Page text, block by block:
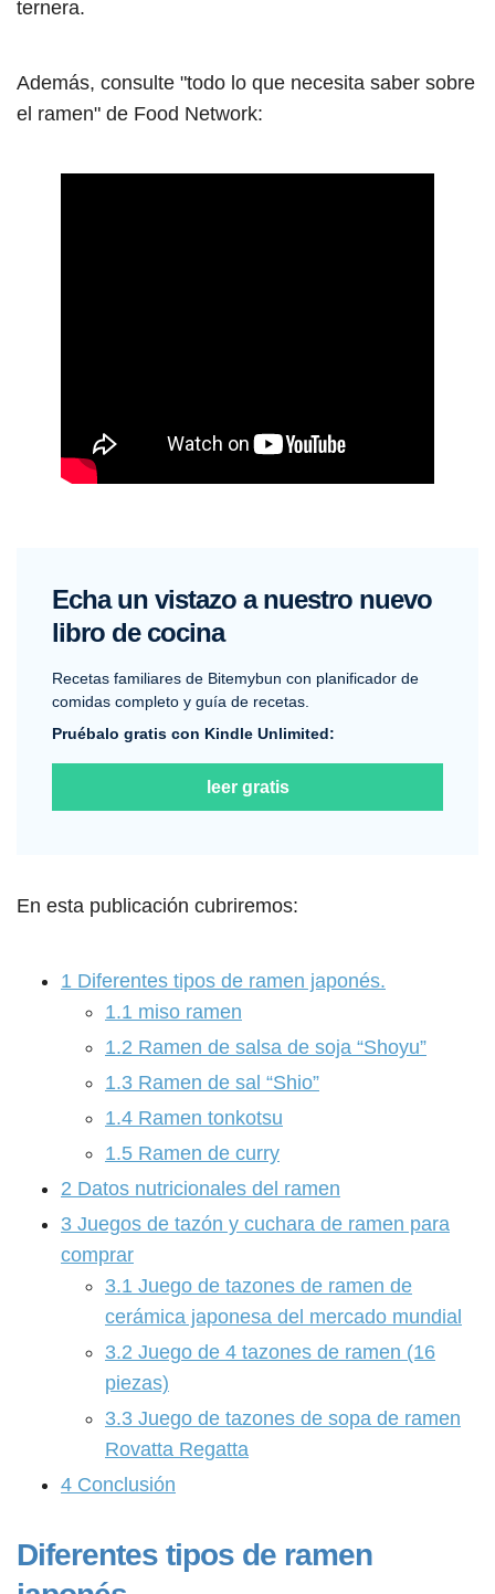
ternera.
Además, consulte "todo lo que necesita saber sobre
el ramen" de Food Network:
Echa un vistazo a nuestro nuevo
libro de cocina
Recetas familiares de Bitemybun con planificador de
comidas completo y guía de recetas.
Pruébalo gratis con Kindle Unlimited:
leer gratis
En esta publicación cubriremos:
1 Diferentes tipos de ramen japonés.
1.1 miso ramen
1.2 Ramen de salsa de soja “Shoyu”
1.3 Ramen de sal “Shio”
1.4 Ramen tonkotsu
1.5 Ramen de curry
2 Datos nutricionales del ramen
3 Juegos de tazón y cuchara de ramen para
comprar
3.1 Juego de tazones de ramen de
cerámica japonesa del mercado mundial
3.2 Juego de 4 tazones de ramen (16
piezas)
3.3 Juego de tazones de sopa de ramen
Rovatta Regatta
4 Conclusión
Diferentes tipos de ramen